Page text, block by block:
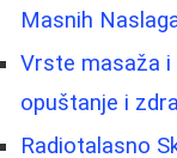
Masnih
Vrste masaža
opuštanje i
Radiotalasno